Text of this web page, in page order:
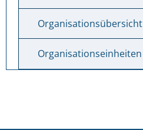
Organisationsübersicht
Organisationseinheiten